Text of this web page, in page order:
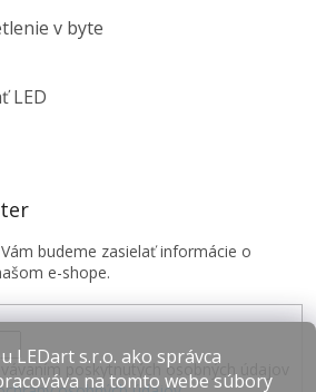
LEDart s.r.o. ako správca
na tomto webe súbory
v byte
LED
budeme zasielať informácie o
e-shope.
poskytnutých osobných údajov